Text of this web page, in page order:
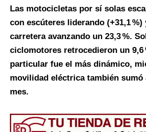
Las motocicletas por sí solas
con escúteres liderando (+31,1%)
carretera avanzando un 23,3%.
ciclomotores retrocedieron un 9,6
particular fue el más dinámico,
movilidad eléctrica también sumó
mes.